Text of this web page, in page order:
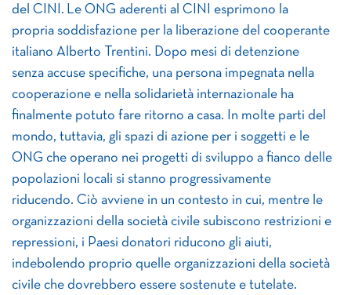
del CINI. Le ONG aderenti al CINI esprimono la
propria soddisfazione per la liberazione del cooperante
italiano Alberto Trentini. Dopo mesi di detenzione
senza accuse specifiche, una persona impegnata nella
cooperazione e nella solidarietà internazionale ha
finalmente potuto fare ritorno a casa. In molte parti del
mondo, tuttavia, gli spazi di azione per i soggetti e le
ONG che operano nei progetti di sviluppo a fianco delle
popolazioni locali si stanno progressivamente
riducendo. Ciò avviene in un contesto in cui, mentre le
organizzazioni della società civile subiscono restrizioni e
repressioni, i Paesi donatori riducono gli aiuti,
indebolendo proprio quelle organizzazioni della società
civile che dovrebbero essere sostenute e tutelate.